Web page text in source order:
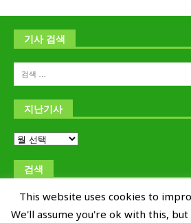
기사 검색
지난기사
검색
This website uses cookies to
We'll assume you're ok with this,